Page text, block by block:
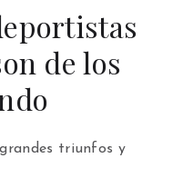
de los
triunfos y